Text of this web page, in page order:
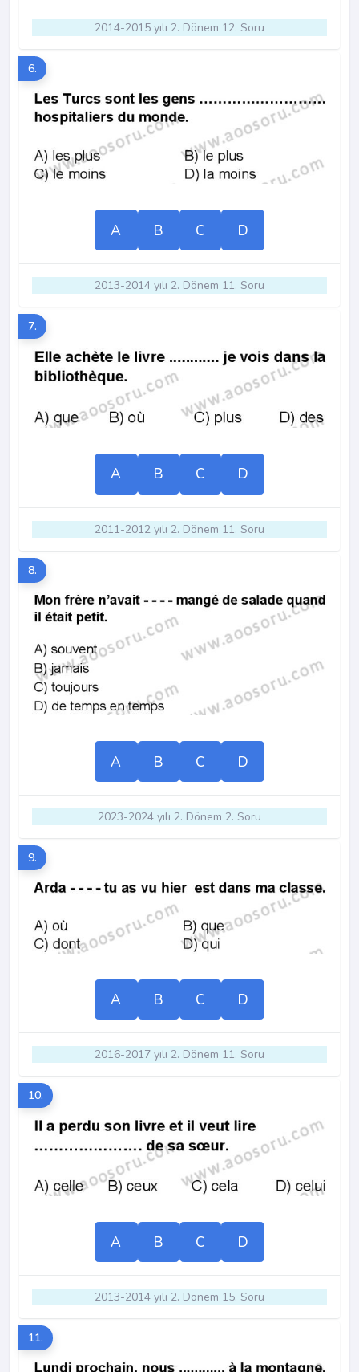
2014-2015 yılı 2. Dönem 12. Soru
6.
A B C D
2013-2014 yılı 2. Dönem 11. Soru
7.
A B C D
2011-2012 yılı 2. Dönem 11. Soru
8.
A B C D
2023-2024 yılı 2. Dönem 2. Soru
9.
A B C D
2016-2017 yılı 2. Dönem 11. Soru
10.
A B C D
2013-2014 yılı 2. Dönem 15. Soru
11.